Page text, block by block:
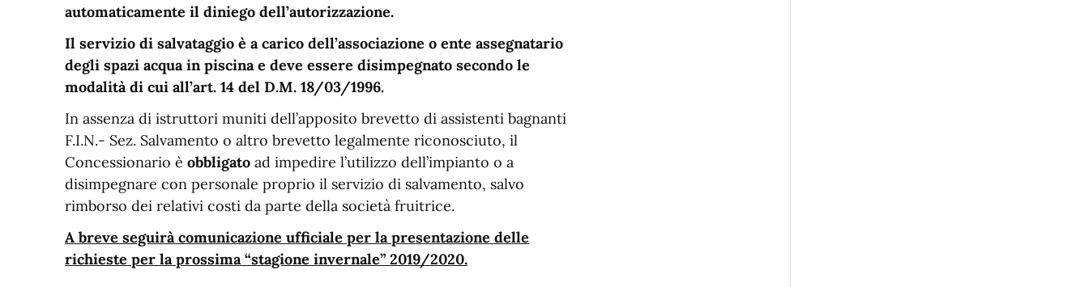
automaticamente il diniego dell’autorizzazione.
Il servizio di salvataggio è a carico dell’associazione o ente assegnatario
degli spazi acqua in piscina e deve essere disimpegnato secondo le
modalità di cui all’art. 14 del D.M. 18/03/1996.
In assenza di istruttori muniti dell’apposito brevetto di assistenti bagnanti
F.I.N.- Sez. Salvamento o altro brevetto legalmente riconosciuto, il
Concessionario è obbligato ad impedire l’utilizzo dell’impianto o a
disimpegnare con personale proprio il servizio di salvamento, salvo
rimborso dei relativi costi da parte della società fruitrice.
A breve seguirà comunicazione ufficiale per la presentazione delle
richieste per la prossima “stagione invernale” 2019/2020.